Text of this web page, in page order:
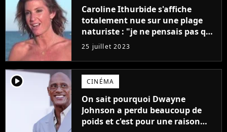
Caroline Ithurbide s'affiche
totalement nue sur une plage
naturiste : "je ne pensais pas que
j'arriverais à le faire..."
25 juillet 2023
player2 CINÉMA
On sait pourquoi Dwayne
Johnson a perdu beaucoup de
poids et c'est pour une raison